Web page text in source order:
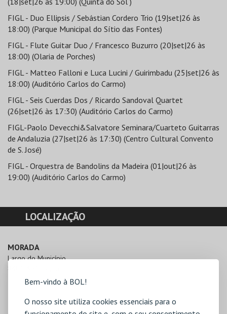
Bem-vindo à BOL!
O nosso site utiliza cookies essenciais para o
FIGL - Duo Ellipsis / Sebástian Cordero Trio (19|set|26 às
18:00) (Parque Municipal do Sítio das Fontes)
FIGL - Flute Guitar Duo / Francesco Buzurro (20|set|26 às
18:00) (Olaria de Porches)
FIGL - Matteo Falloni e Luca Lucini / Guirimbadu (25|set|26 às
18:00) (Auditório Carlos do Carmo)
FIGL - Seis Cuerdas Dos / Ricardo Sandoval Quartet
(26|set|26 às 17:30) (Auditório Carlos do Carmo)
FIGL-Paolo Devecchi&Salvatore Seminara/Cuarteto Guitarras
de Andaluzia (27|set|26 às 17:30) (Centro Cultural Convento
de S. José)
FIGL - Orquestra de Bandolins da Madeira (01|out|26 às
19:00) (Auditório Carlos do Carmo)
LOCALIZAÇÃO
MORADA
Largo do Município
8401-851 Lagoa